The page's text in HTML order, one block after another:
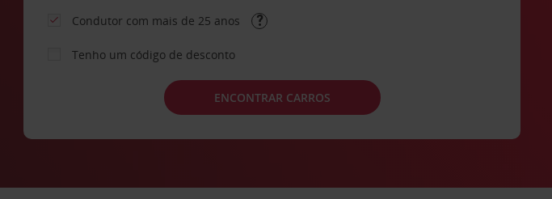
Condutor com mais de 25 anos
Tenho um código de desconto
ENCONTRAR CARROS